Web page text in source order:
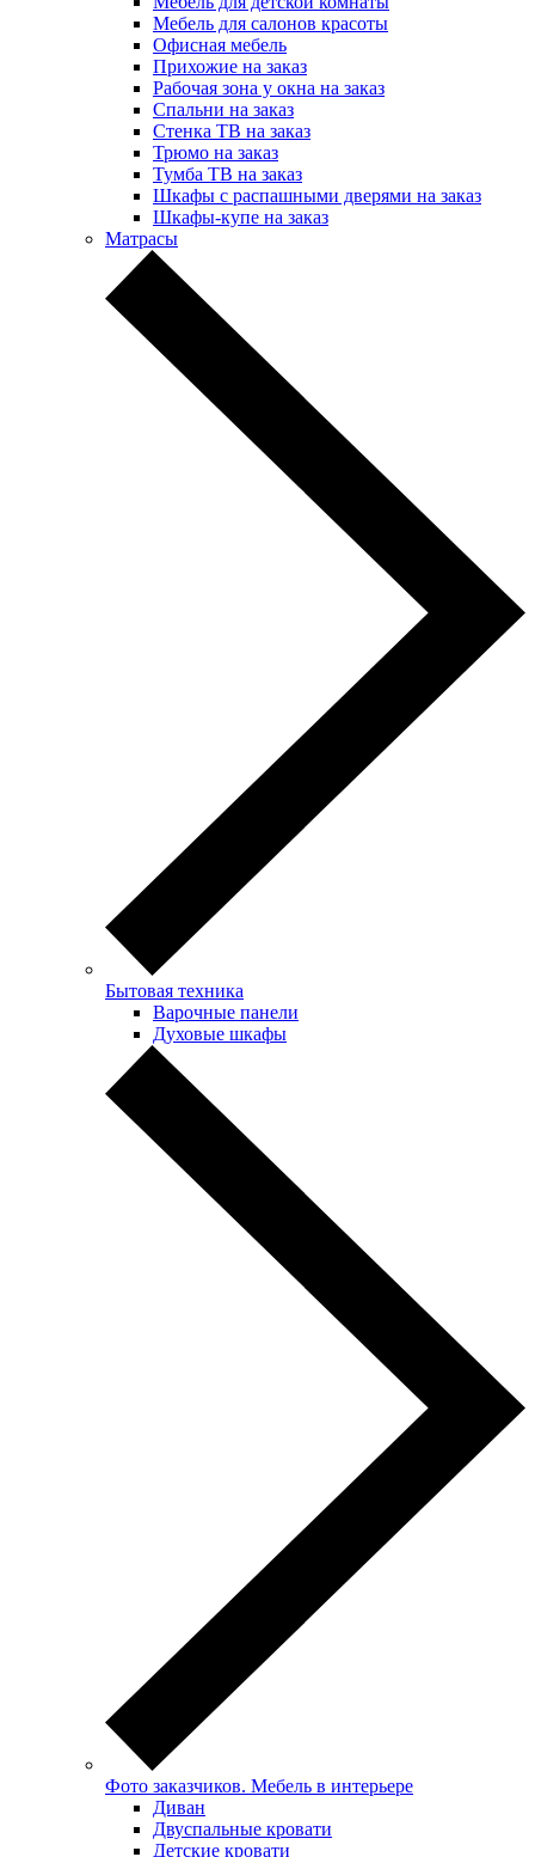
Мебель для салонов красоты
Офисная мебель
Прихожие на заказ
Рабочая зона у окна на заказ
Спальни на заказ
Стенка ТВ на заказ
Трюмо на заказ
Тумба ТВ на заказ
Шкафы с распашными дверями на заказ
Шкафы-купе на заказ
Матрасы
Бытовая техника
Варочные панели
Духовые шкафы
Фото заказчиков. Мебель в интерьере
Диван
Двуспальные кровати
Детские кровати